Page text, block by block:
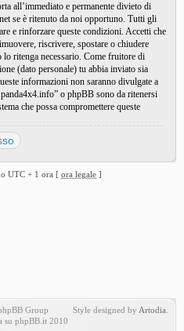
all’immediato e permanente divieto di
se è ritenuto da noi opportuno. Tutti gli
e rinforzare queste condizioni. Accetti che
riscrivere, spostare o chiudere
ritenga necessario. Come fruitore di
(dato personale) tu abbia inviato sia
informazioni non saranno divulgate a
o phpBB sono da ritenersi
che possa compromettere queste
UTC + 1 ora [ ora legale ]
Group
su phpBB.it 2010
Style designed by Artodia